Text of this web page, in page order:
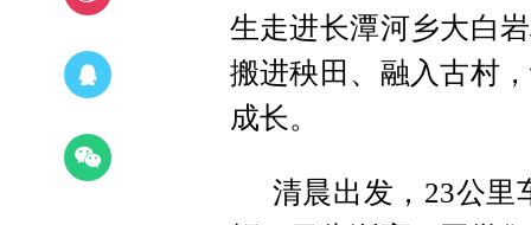
生走进长潭河乡大白
搬进秧田、融入古村
成长。
清晨出发，23公里